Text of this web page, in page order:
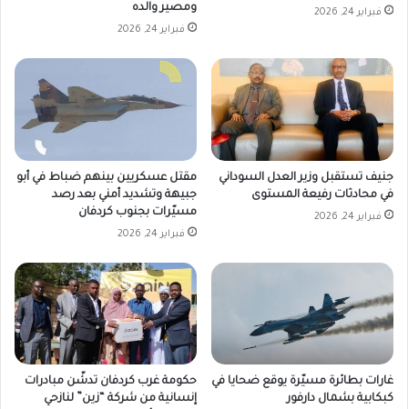
فبراير 24, 2026
ومصير والده
فبراير 24, 2026
جنيف تستقبل وزير العدل السوداني
في محادثات رفيعة المستوى
فبراير 24, 2026
مقتل عسكريين بينهم ضباط في أبو
جبيهة وتشديد أمني بعد رصد
مسيّرات بجنوب كردفان
فبراير 24, 2026
غارات بطائرة مسيّرة يوقع ضحايا في
كبكابية بشمال دارفور
حكومة غرب كردفان تدشّن مبادرات
إنسانية من شركة “زين” لنازحي